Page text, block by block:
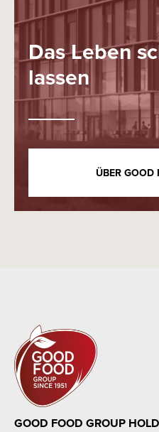
Das Leben
lassen
ÜBER GOOD
GOOD FOOD GROUP